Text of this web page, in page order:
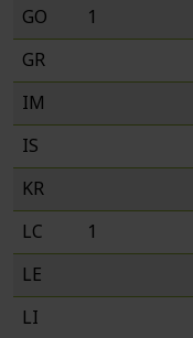
GO
1
GR
IM
IS
KR
LC
1
LE
LI